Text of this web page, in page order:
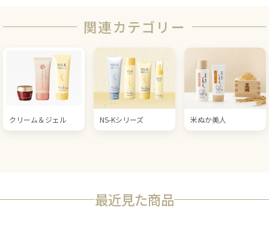
関連カテゴリー
クリーム＆ジェル NS-Kシリーズ 米ぬか美人
最近見た商品